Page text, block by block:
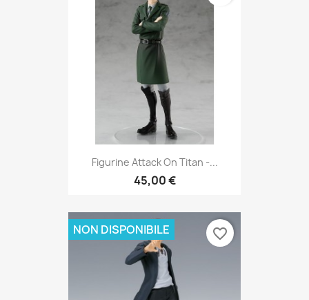
Figurine Attack On Titan -...
45,00 €
NON DISPONIBILE favorite_border